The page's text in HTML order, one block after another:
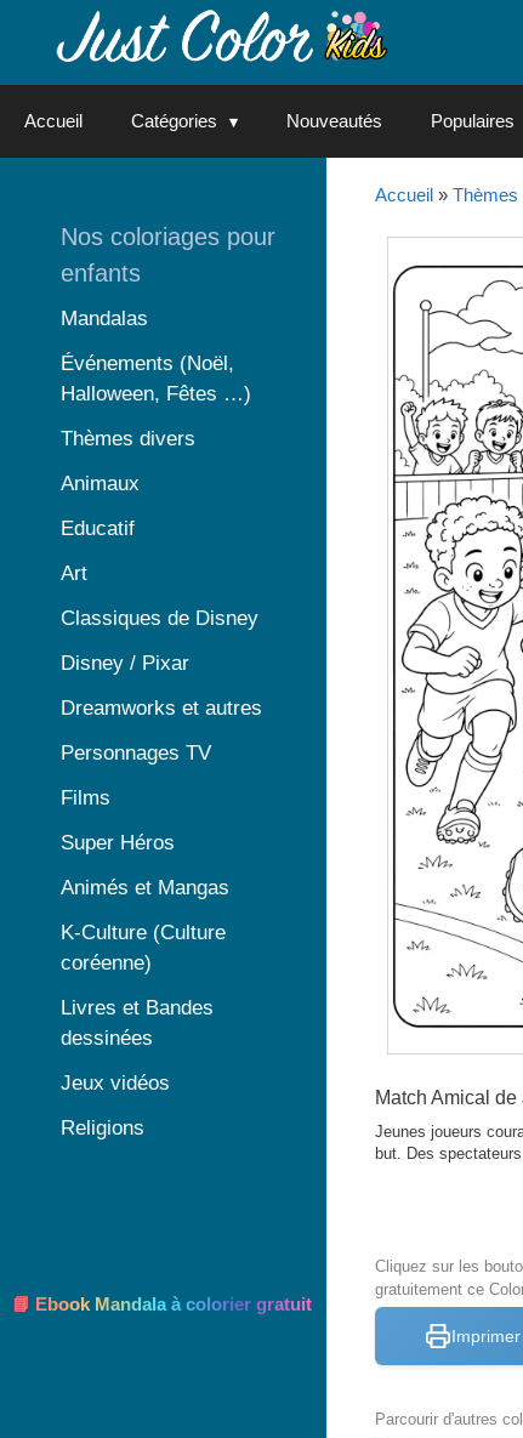
Accueil Catégories Nouveautés Populaires
Accueil» Thèmes
Match Amical
Jeunes joueurs
but. Des
Cliquez sur les
gratuitement ce
Imprimer
Parcourir d'autres
Nos coloriages pour
enfants
Mandalas
Événements (Noël,
Halloween, Fêtes …)
Thèmes divers
Animaux
Educatif
Art
Classiques de Disney
Disney / Pixar
Dreamworks et autres
Personnages TV
Films
Super Héros
Animés et Mangas
K-Culture (Culture
coréenne)
Livres et Bandes
dessinées
Jeux vidéos
Religions
📘 Ebook Mandala à colorier gratuit